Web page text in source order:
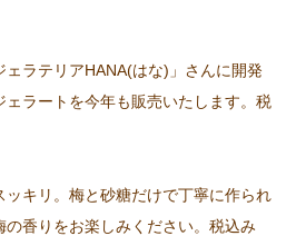
ラテリアHANA(はな)」さんに開発
ェラートを今年も販売いたします。税
キリ。梅と砂糖だけで丁寧に作られ
の香りをお楽しみください。税込み